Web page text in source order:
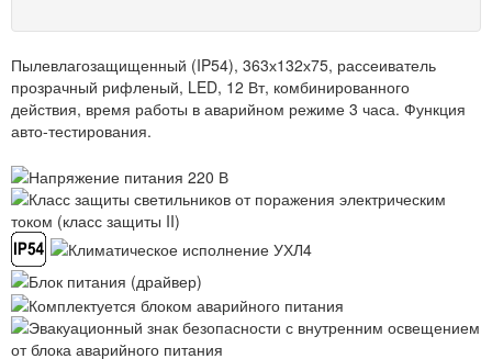
Пылевлагозащищенный (IP54), 363х132х75, рассеиватель
прозрачный рифленый, LED, 12 Вт, комбинированного
действия, время работы в аварийном режиме 3 часа. Функция
авто-тестирования.